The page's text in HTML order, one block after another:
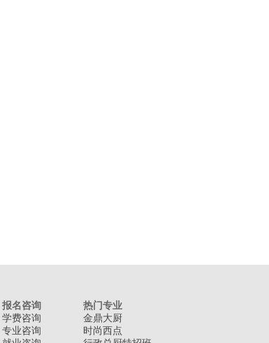
报名咨询
学费咨询
专业咨询
热门专业
金鼎大厨
时尚西点